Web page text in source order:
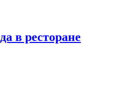
в ресторане